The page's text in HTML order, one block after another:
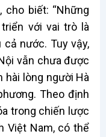
cho biết: “Những
với vai trò là
nước. Tuy vậy,
vẫn chưa được
hài lòng người Hà
Theo định
trong chiến lược
Việt Nam, có thể